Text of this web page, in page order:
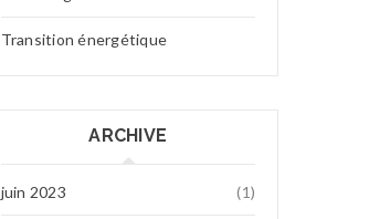
Transition énergétique
ARCHIVE
juin 2023 (1)